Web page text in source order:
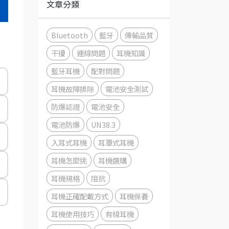
文章分類
Bluetooth 藍牙
傳輸品質
干擾
連線問題
耳機知識
藍牙耳機
配對問題
耳機故障排除
電池安全測試
防爆認證
電池安全
電池防爆
UN38.3
入耳式耳機
耳罩式耳機
耳機怎麼挑
耳機選購
耳機規格
阻抗
耳機正確配戴方式
耳機保養
耳機使用技巧
有線耳機